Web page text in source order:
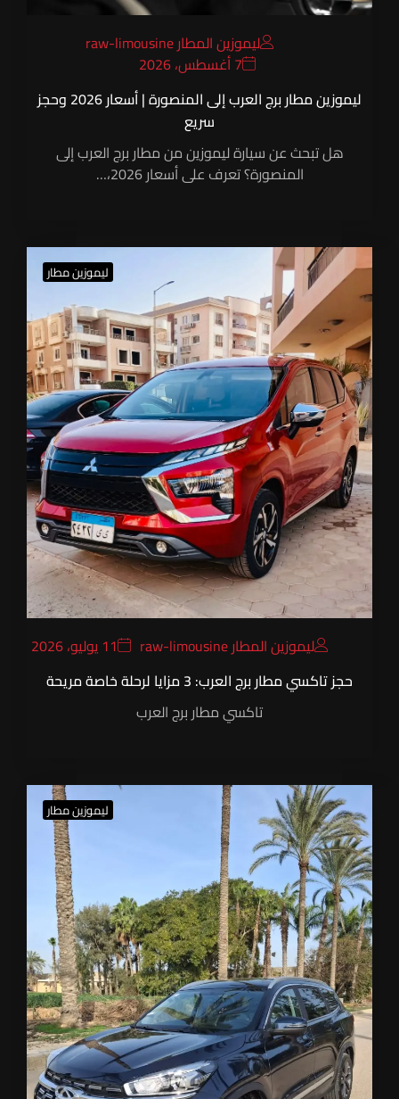
ليموزين المطار raw-limousine
7 أغسطس، 2026
ليموزين مطار برج العرب إلى المنصورة | أسعار 2026 وحجز
سريع
هل تبحث عن سيارة ليموزين من مطار برج العرب إلى
المنصورة؟ تعرف على أسعار 2026،…
ليموزين مطار
ليموزين المطار raw-limousine
11 يوليو، 2026
حجز تاكسي مطار برج العرب: 3 مزايا لرحلة خاصة مريحة
تاكسي مطار برج العرب
ليموزين مطار